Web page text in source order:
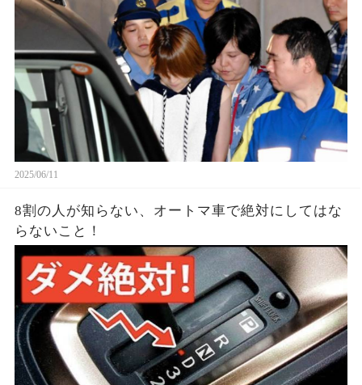
2025/06/11
8割の人が知らない、オートマ車で絶対にしてはな
らないこと！